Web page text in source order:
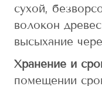
сухой,
волокон
высыхание
Хранение и
помещении